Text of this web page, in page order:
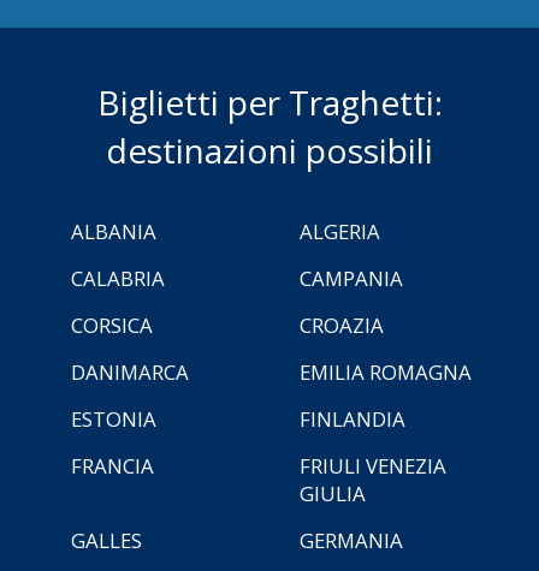
Biglietti per Traghetti:
destinazioni possibili
ALBANIA
ALGERIA
CALABRIA
CAMPANIA
CORSICA
CROAZIA
DANIMARCA
EMILIA ROMAGNA
ESTONIA
FINLANDIA
FRANCIA
FRIULI VENEZIA
GIULIA
GALLES
GERMANIA